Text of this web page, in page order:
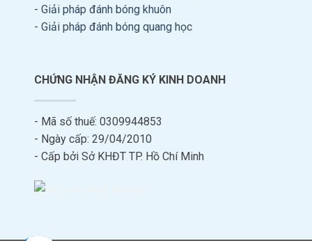
- Giải pháp đánh bóng khuôn
- Giải pháp đánh bóng quang học
CHỨNG NHẬN ĐĂNG KÝ KINH DOANH
- Mã số thuế: 0309944853
- Ngày cấp: 29/04/2010
- Cấp bởi Sở KHĐT TP. Hồ Chí Minh